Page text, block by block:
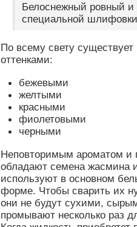
Белоснежный ровный и
специальной
По всему свету существует
оттенками:
бежевыми
желтыми
красными
фиолетовыми
черными
Неповторимым ароматом и
обладают семена жасмина
используют в основном
форме. Чтобы сварить их
они не будут сухими,
промывают несколько раз